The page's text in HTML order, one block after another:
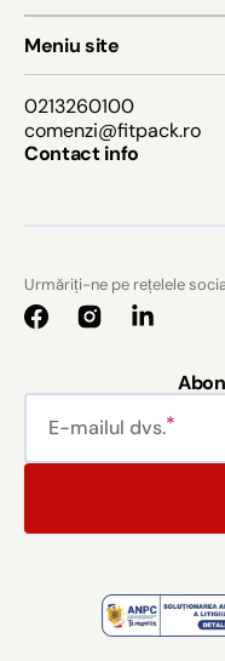
Meniu site
0213260100
comenzi@fitpack.ro
Contact info
Urmăriți-ne pe rețelele
FacebookInstagram
E-mailul dvs.